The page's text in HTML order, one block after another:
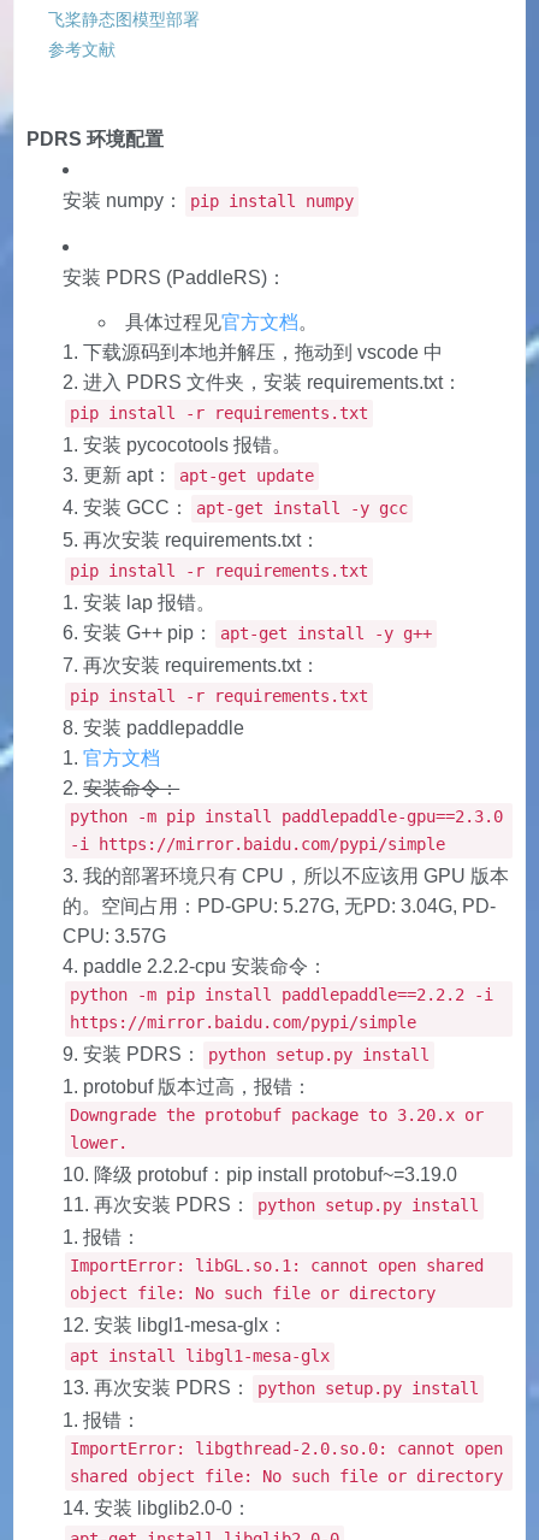
飞桨静态图模型部署
参考文献
PDRS 环境配置
安装 numpy： pip install numpy
安装 PDRS (PaddleRS)：
具体过程见官方文档。
下载源码到本地并解压，拖动到 vscode 中
进入 PDRS 文件夹，安装 requirements.txt：
pip install -r requirements.txt
安装 pycocotools 报错。
更新 apt：
apt-get update
安装 GCC： apt-get install -y gcc
再次安装 requirements.txt：
pip install -r requirements.txt
安装 lap 报错。
安装 G++ pip：
apt-get install -y g++
再次安装 requirements.txt：
pip install -r requirements.txt
安装 paddlepaddle
官方文档
安装命令：
python -m pip install paddlepaddle-gpu==2.3.0
-i https://mirror.baidu.com/pypi/simple
我的部署环境只有 CPU，所以不应该用 GPU 版本
的。空间占用：PD-GPU: 5.27G, 无PD: 3.04G, PD-
CPU: 3.57G
paddle 2.2.2-cpu 安装命令：
python -m pip install paddlepaddle==2.2.2 -i
https://mirror.baidu.com/pypi/simple
安装 PDRS： python setup.py install
protobuf 版本过高，报错：
Downgrade the protobuf package to 3.20.x or
lower.
降级 protobuf：pip install protobuf~=3.19.0
再次安装 PDRS：
python setup.py install
报错：
ImportError: libGL.so.1: cannot open shared
object file: No such file or directory
安装 libgl1-mesa-glx：
apt install libgl1-mesa-glx
再次安装 PDRS： python setup.py install
报错：
ImportError: libgthread-2.0.so.0: cannot open
shared object file: No such file or directory
安装 libglib2.0-0：